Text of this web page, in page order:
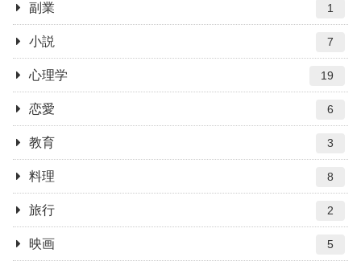
副業 1
小説 7
心理学 19
恋愛 6
教育 3
料理 8
旅行 2
映画 5